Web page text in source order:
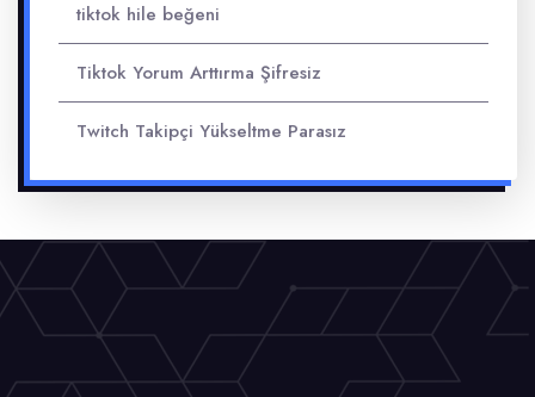
tiktok hile beğeni
Tiktok Yorum Arttırma Şifresiz
Twitch Takipçi Yükseltme Parasız